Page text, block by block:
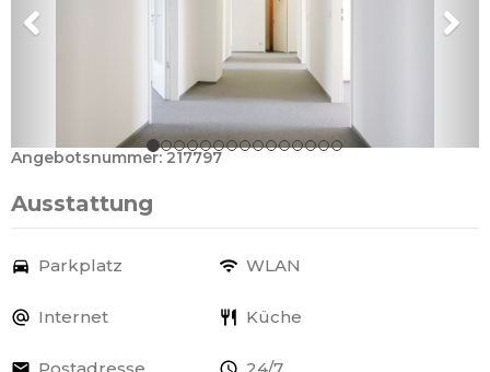
Angebotsnummer: 217797
Ausstattung
Parkplatz WLAN
Internet Küche